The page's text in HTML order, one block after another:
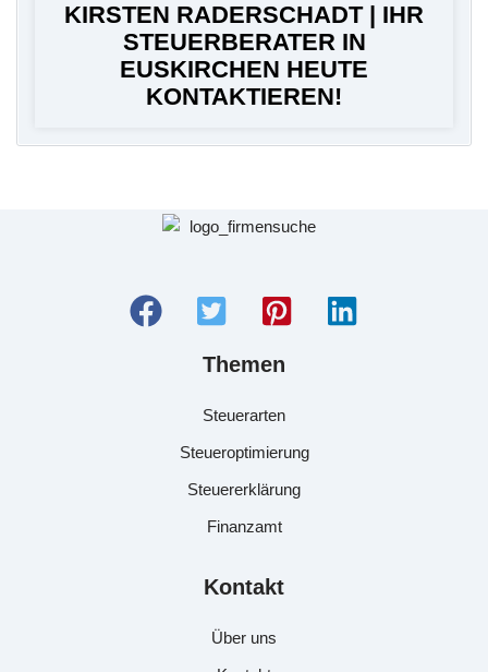
KIRSTEN RADERSCHADT | IHR
STEUERBERATER IN
EUSKIRCHEN HEUTE
KONTAKTIEREN!
Themen
Steuerarten
Steueroptimierung
Steuererklärung
Finanzamt
Kontakt
Über uns